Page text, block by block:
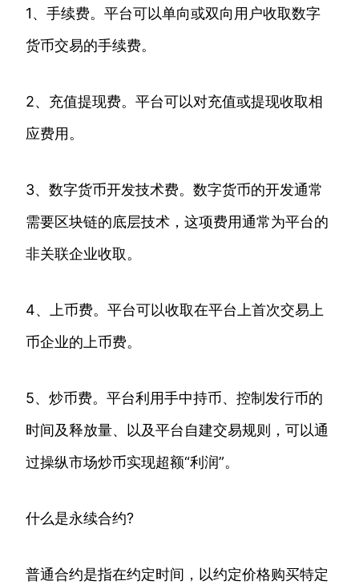
1、手续费。平台可以单向或双向用户收取数字
货币交易的手续费。
2、充值提现费。平台可以对充值或提现收取相
应费用。
3、数字货币开发技术费。数字货币的开发通常
需要区块链的底层技术，这项费用通常为平台的
非关联企业收取。
4、上币费。平台可以收取在平台上首次交易上
币企业的上币费。
5、炒币费。平台利用手中持币、控制发行币的
时间及释放量、以及平台自建交易规则，可以通
过操纵市场炒币实现超额“利润”。
什么是永续合约?
普通合约是指在约定时间，以约定价格购买特定